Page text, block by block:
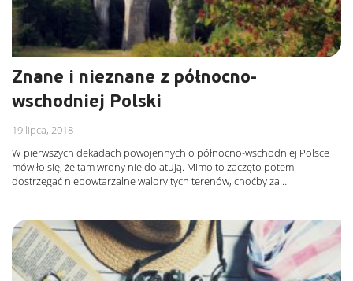
Znane i nieznane z północno-
wschodniej Polski
19 lipca, 2018
W pierwszych dekadach powojennych o północno-wschodniej Polsce
mówiło się, że tam wrony nie dolatują. Mimo to zaczęto potem
dostrzegać niepowtarzalne walory tych terenów, choćby za…